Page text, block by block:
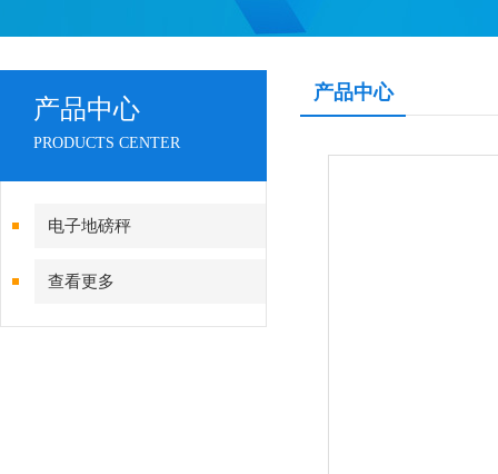
产品中心
PRODUCTS CENTER
电子地磅秤
查看更多
产品中心